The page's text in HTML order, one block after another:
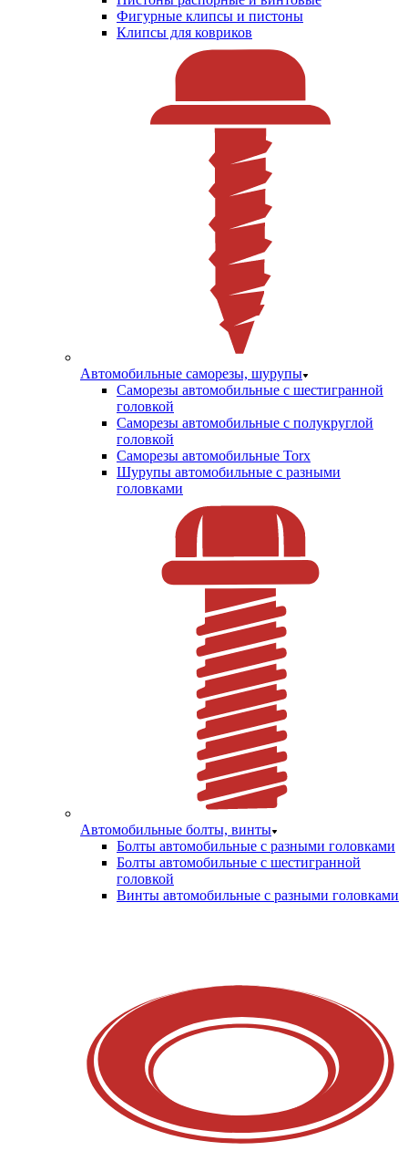
Фигурные клипсы и пистоны
Клипсы для ковриков
Автомобильные саморезы, шурупы
Саморезы автомобильные с шестигранной
головкой
Саморезы автомобильные с полукруглой
головкой
Саморезы автомобильные Torx
Шурупы автомобильные с разными
головками
Автомобильные болты, винты
Болты автомобильные с разными головками
Болты автомобильные с шестигранной
головкой
Винты автомобильные с разными головками